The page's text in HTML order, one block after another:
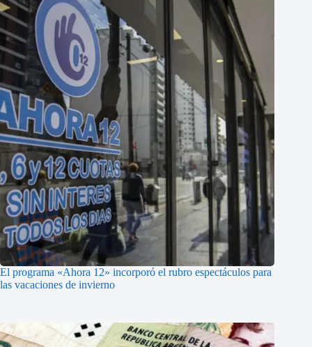
El programa «Ahora 12» incorporó el rubro espectáculos para
las vacaciones de invierno